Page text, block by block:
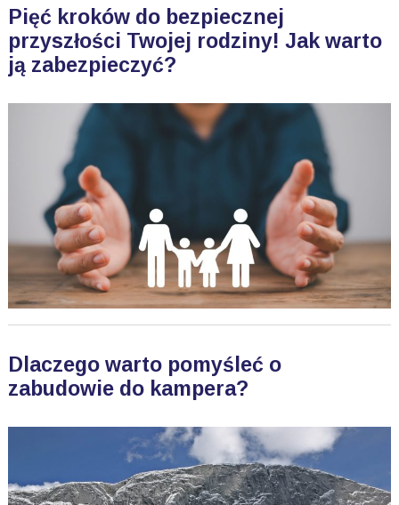
Pięć kroków do bezpiecznej
przyszłości Twojej rodziny! Jak warto
ją zabezpieczyć?
Dlaczego warto pomyśleć o
zabudowie do kampera?